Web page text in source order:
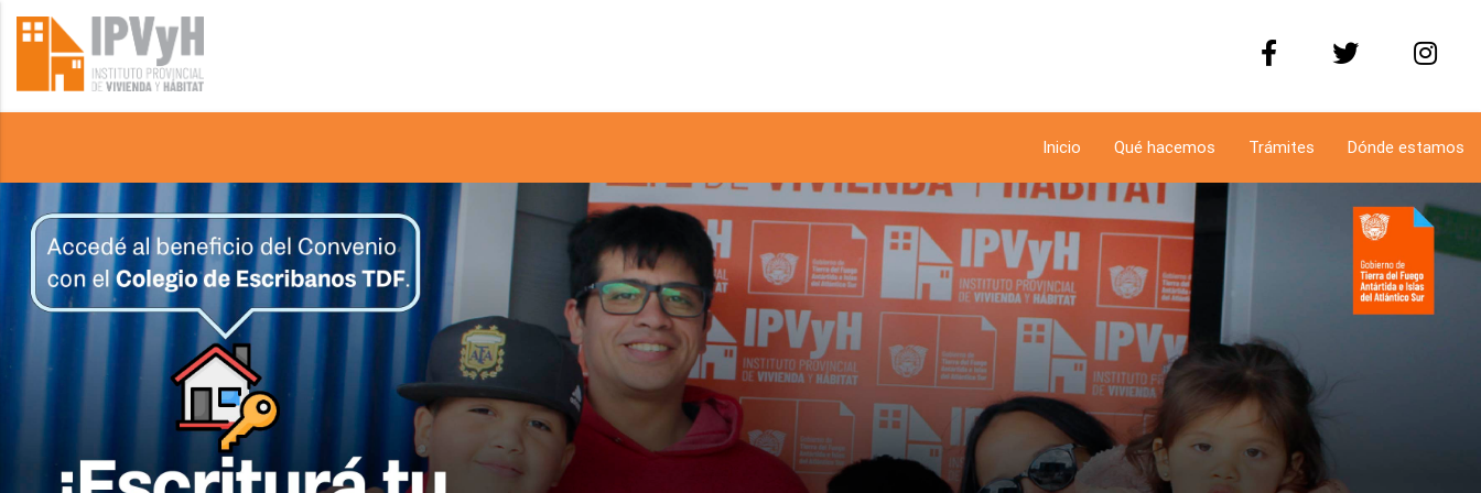
Inicio Qué hacemos Trámites Dónde estamos